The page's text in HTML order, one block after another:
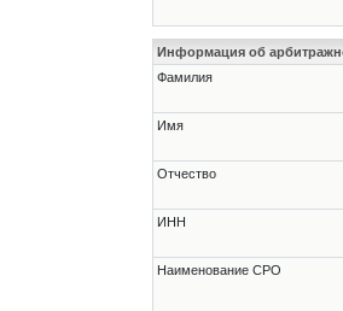
Информация об
Фамилия
Имя
Отчество
ИНН
Наименование СРО